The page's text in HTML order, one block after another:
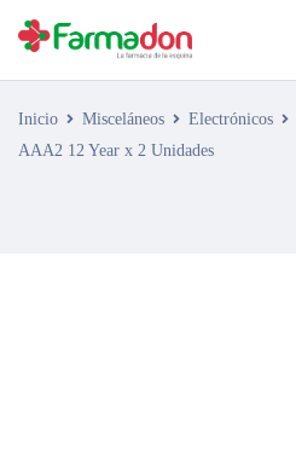
Inicio Misceláneos Electrónicos
AAA2 12 Year x 2 Unidades